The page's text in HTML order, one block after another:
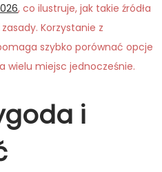
, co ilustruje, jak takie źródła
Korzystanie z
szybko porównać opcje
wielu miejsc jednocześnie.
i